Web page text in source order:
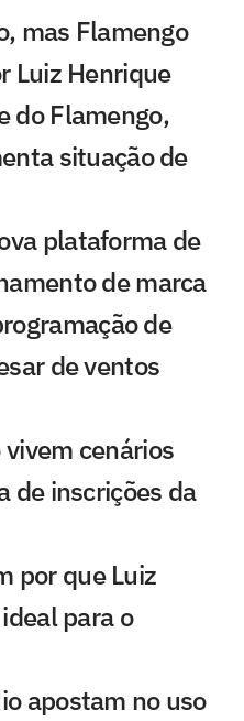
mas Flamengo
Luiz Henrique
do Flamengo,
situação de
plataforma de
de marca
de
de ventos
cenários
de inscrições da
por que Luiz
para o
apostam no uso